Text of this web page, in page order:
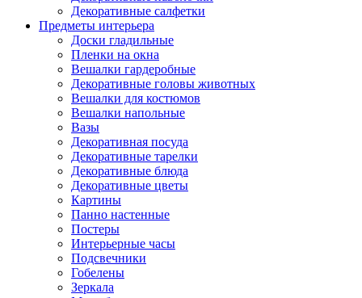
Декоративные салфетки
Предметы интерьера
Доски гладильные
Пленки на окна
Вешалки гардеробные
Декоративные головы животных
Вешалки для костюмов
Вешалки напольные
Вазы
Декоративная посуда
Декоративные тарелки
Декоративные блюда
Декоративные цветы
Картины
Панно настенные
Постеры
Интерьерные часы
Подсвечники
Гобелены
Зеркала